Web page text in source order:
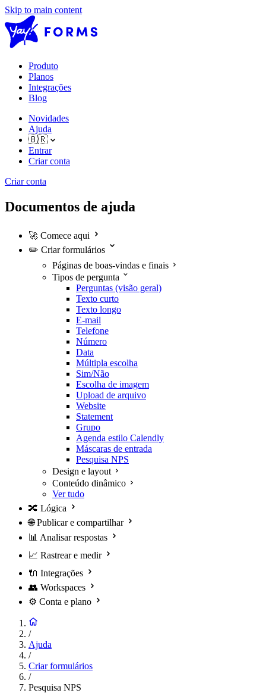
Skip to main content
Produto
Planos
Integrações
Blog
Novidades
Ajuda
🇧🇷
Entrar
Criar conta
Criar conta
Documentos de ajuda
🚀 Comece aqui
✏️ Criar formulários
Páginas de boas-vindas e finais
Tipos de pergunta
Perguntas (visão geral)
Texto curto
Texto longo
E-mail
Telefone
Número
Data
Múltipla escolha
Sim/Não
Escolha de imagem
Upload de arquivo
Website
Statement
Grupo
Agenda estilo Calendly
Máscaras de entrada
Pesquisa NPS
Design e layout
Conteúdo dinâmico
Ver tudo
🔀 Lógica
🌐 Publicar e compartilhar
📊 Analisar respostas
📈 Rastrear e medir
🔌 Integrações
👥 Workspaces
⚙️ Conta e plano
/
Ajuda
/
Criar formulários
/
Pesquisa NPS